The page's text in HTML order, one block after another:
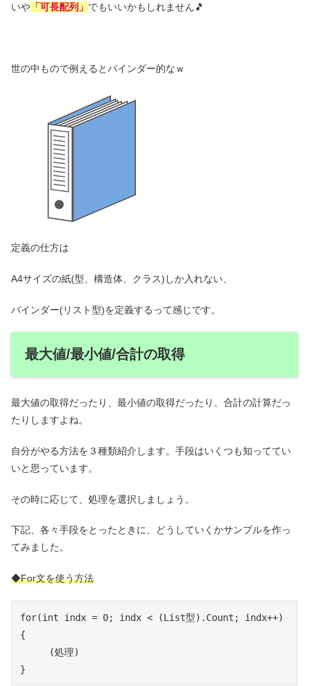
いや 「可長配列」 でもいいかもしれません🎵
世の中もので例えるとバインダー的なｗ
定義の仕方は
A4サイズの紙(型、構造体、クラス)しか入れない、
バインダー(リスト型)を定義するって感じです。
最大値/最小値/合計の取得
最大値の取得だったり、最小値の取得だったり、合計の計算だっ
たりしますよね。
自分がやる方法を３種類紹介します。手段はいくつも知っててい
いと思っています。
その時に応じて、処理を選択しましょう。
下記、各々手段をとったときに、どうしていくかサンプルを作っ
てみました。
◆For文を使う方法
for(int indx = 0; indx < (List型).Count; indx++)
{
(処理)
}